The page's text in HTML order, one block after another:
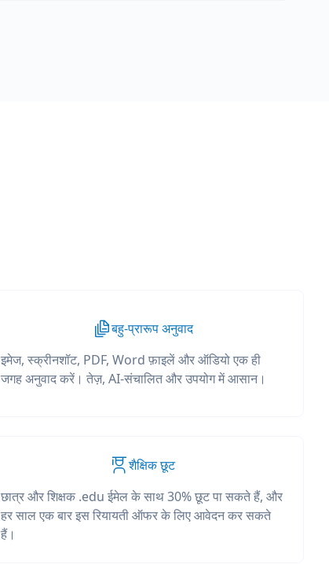
बहु-प्रारूप अनुवाद
इमेज, स्क्रीनशॉट, PDF, Word फ़ाइलें और ऑडियो एक ही
जगह अनुवाद करें। तेज़, AI-संचालित और उपयोग में आसान।
शैक्षिक छूट
छात्र और शिक्षक .edu ईमेल के साथ 30% छूट पा सकते हैं, और
हर साल एक बार इस रियायती ऑफर के लिए आवेदन कर सकते
हैं।